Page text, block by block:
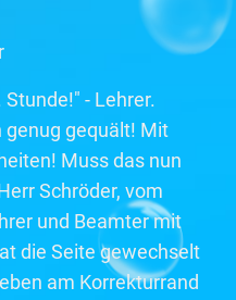
- Lehrer.
genug gequält! Mit
Muss das nun
Schröder, vom
und Beamter mit
die Seite gewechselt
am Korrekturrand